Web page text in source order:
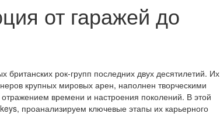
от гаражей до
рок-групп последних двух десятилетий. Их
крупных мировых арен, наполнен творческими
времени и настроения поколений. В этой
проанализируем ключевые этапы их карьерного